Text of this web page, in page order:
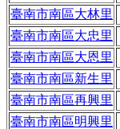
臺南市南區大林里
臺南市南區大忠里
臺南市南區大恩里
臺南市南區新生里
臺南市南區再興里
臺南市南區明興里